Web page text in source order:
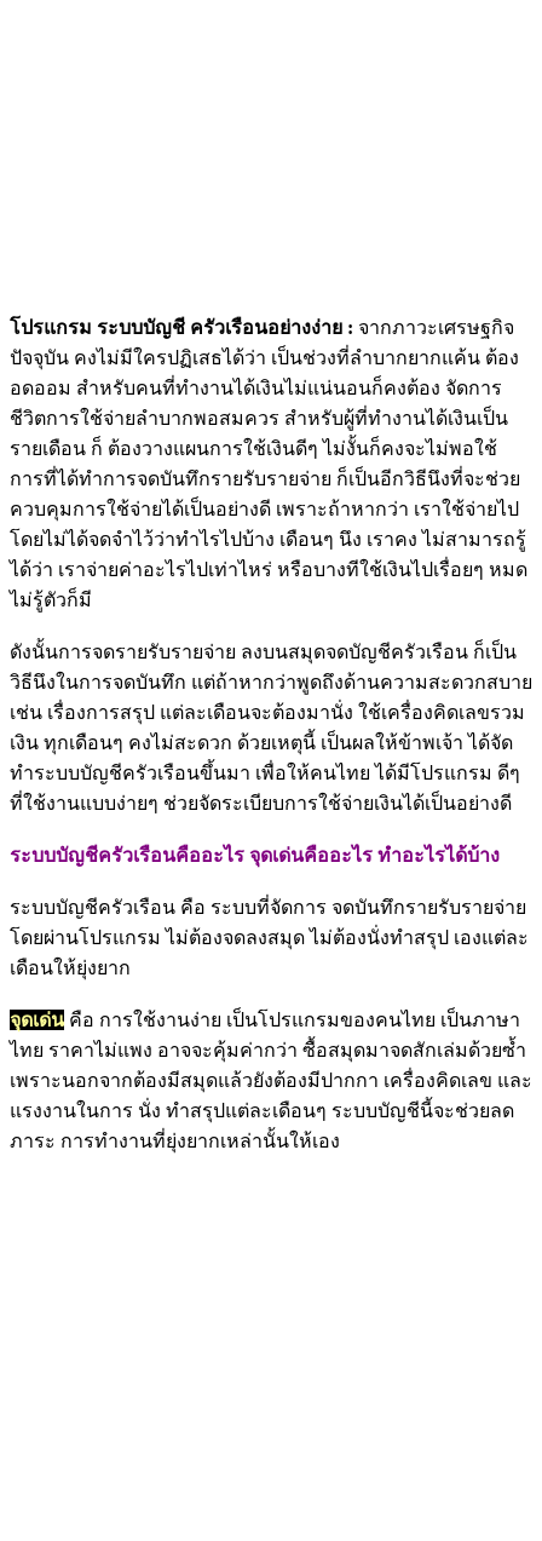
โปรแกรม ระบบบัญชี ครัวเรือนอย่างง่าย : จากภาวะเศรษฐกิจ
ปัจจุบัน คงไม่มีใครปฏิเสธได้ว่า เป็นช่วงที่ลำบากยากแค้น ต้อง
อดออม สำหรับคนที่ทำงานได้เงินไม่แน่นอนก็คงต้อง จัดการ
ชีวิตการใช้จ่ายลำบากพอสมควร สำหรับผู้ที่ทำงานได้เงินเป็น
รายเดือน ก็ ต้องวางแผนการใช้เงินดีๆ ไม่งั้นก็คงจะไม่พอใช้
การที่ได้ทำการจดบันทึกรายรับรายจ่าย ก็เป็นอีกวิธีนึงที่จะช่วย
ควบคุมการใช้จ่ายได้เป็นอย่างดี เพราะถ้าหากว่า เราใช้จ่ายไป
โดยไม่ได้จดจำไว้ว่าทำไรไปบ้าง เดือนๆ นึง เราคง ไม่สามารถรู้
ได้ว่า เราจ่ายค่าอะไรไปเท่าไหร่ หรือบางทีใช้เงินไปเรื่อยๆ หมด
ไม่รู้ตัวก็มี
ดังนั้นการจดรายรับรายจ่าย ลงบนสมุดจดบัญชีครัวเรือน ก็เป็น
วิธีนึงในการจดบันทึก แต่ถ้าหากว่าพูดถึงด้านความสะดวกสบาย
เช่น เรื่องการสรุป แต่ละเดือนจะต้องมานั่ง ใช้เครื่องคิดเลขรวม
เงิน ทุกเดือนๆ คงไม่สะดวก ด้วยเหตุนี้ เป็นผลให้ข้าพเจ้า ได้จัด
ทำระบบบัญชีครัวเรือนขึ้นมา เพื่อให้คนไทย ได้มีโปรแกรม ดีๆ
ที่ใช้งานแบบง่ายๆ ช่วยจัดระเบียบการใช้จ่ายเงินได้เป็นอย่างดี
ระบบบัญชีครัวเรือนคืออะไร จุดเด่นคืออะไร ทำอะไรได้บ้าง
ระบบบัญชีครัวเรือน คือ ระบบที่จัดการ จดบันทึกรายรับรายจ่าย
โดยผ่านโปรแกรม ไม่ต้องจดลงสมุด ไม่ต้องนั่งทำสรุป เองแต่ละ
เดือนให้ยุ่งยาก
จุดเด่น คือ การใช้งานง่าย เป็นโปรแกรมของคนไทย เป็นภาษา
ไทย ราคาไม่แพง อาจจะคุ้มค่ากว่า ซื้อสมุดมาจดสักเล่มด้วยซ้ำ
เพราะนอกจากต้องมีสมุดแล้วยังต้องมีปากกา เครื่องคิดเลข และ
แรงงานในการ นั่ง ทำสรุปแต่ละเดือนๆ ระบบบัญชีนี้จะช่วยลด
ภาระ การทำงานที่ยุ่งยากเหล่านั้นให้เอง